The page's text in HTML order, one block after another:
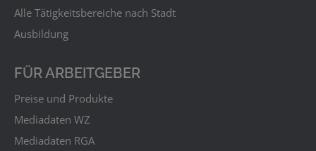
Alle Tätigkeitsbereiche nach Stadt
Ausbildung
FÜR ARBEITGEBER
Preise und Produkte
Mediadaten WZ
Mediadaten RGA